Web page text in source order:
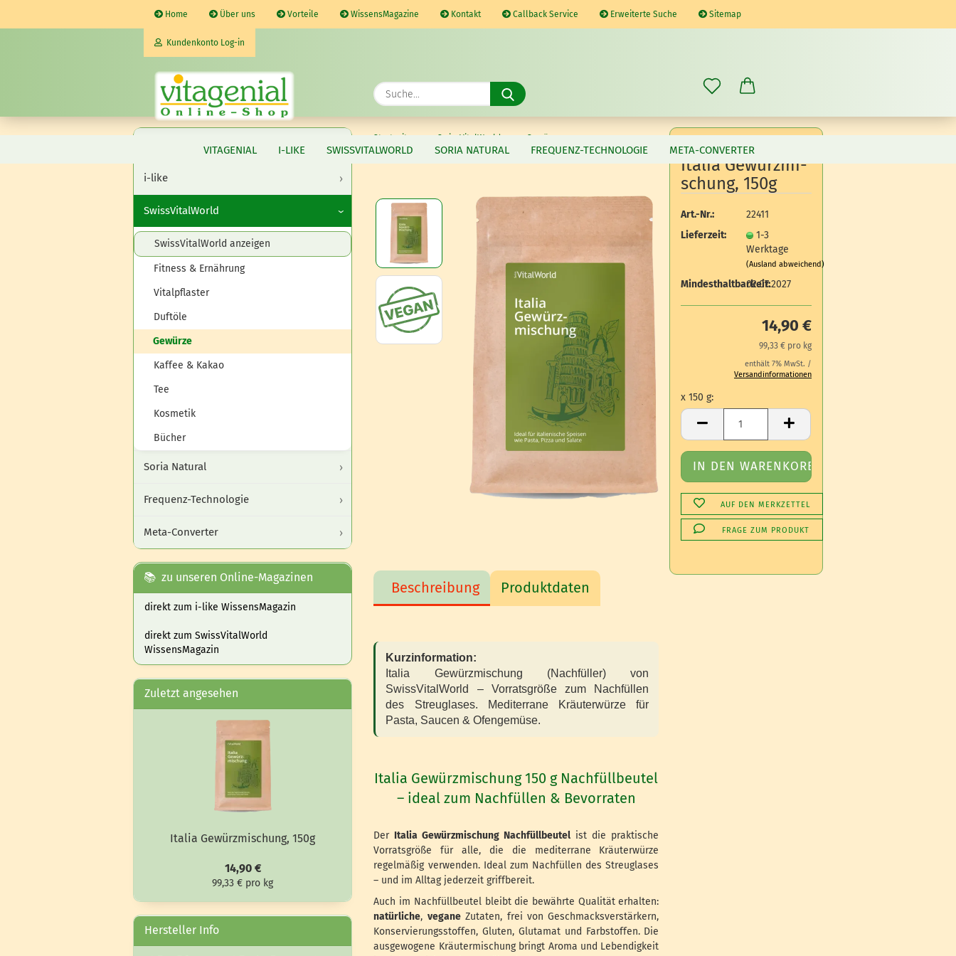
Home Über uns Vorteile WissensMagazine Kontakt Callback Service Erweiterte Suche Sitemap
Kundenkonto Log-in
E-Mail
Kunden- oder Gastkonto eröffnen
Suche...
VITAGENIAL I-LIKE SWISSVITALWORLD SORIA NATURAL FREQUENZ-TECHNOLOGIE META-CONVERTER
Startseite » SwissVitalWorld » Gewürze »
Italia Gewürzmischung, 150g
Ita­lia Ge­würz­mi­
schung, 150g
Art.-Nr.:
22411
Lieferzeit:
1-3
Werktage
(Ausland abweichend)
Mindesthaltbarkeit:
02.07.2027
14,90 €
99,33 € pro kg
enthält 7% MwSt. /
Versandinformationen
x 150 g:
x 150 g
AUF DEN MERKZETTEL
FRAGE ZUM PRODUKT
Beschreibung Produktdaten
Kurzinformation:
Italia Gewürzmischung (Nachfüller) von
SwissVitalWorld – Vorratsgröße zum Nachfüllen
des Streuglases. Mediterrane Kräuterwürze für
Pasta, Saucen & Ofengemüse.
Italia Gewürzmischung 150 g Nachfüllbeutel
– ideal zum Nachfüllen & Bevorraten
Der Italia Gewürzmischung Nachfüllbeutel ist die praktische
Vorratsgröße für alle, die die mediterrane Kräuterwürze
regelmäßig verwenden. Ideal zum Nachfüllen des Streuglases
– und im Alltag jederzeit griffbereit.
Auch im Nachfüllbeutel bleibt die bewährte Qualität erhalten:
natürliche, veganeZutaten, frei von Geschmacksverstärkern,
Konservierungsstoffen, Gluten, Glutamat und Farbstoffen. Die
ausgewogene Kräutermischung bringt Aroma und Lebendigkeit
i-like
SwissVitalWorld
SwissVitalWorld anzeigen
Fitness & Ernährung
Vitalpflaster
Duftöle
Gewürze
Kaffee & Kakao
Tee
Kosmetik
Bücher
Soria Natural
Frequenz-Technologie
Meta-Converter
📚 zu unseren Online-Magazinen
direkt zum i-like WissensMagazin
direkt zum SwissVitalWorld
WissensMagazin
Zuletzt angesehen
Ita­lia Ge­würz­mi­schung, 150g
14,90 €
99,33 € pro kg
Hersteller Info